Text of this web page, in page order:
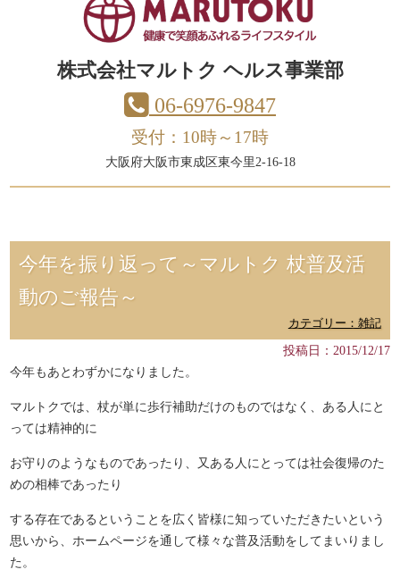
株式会社マルトク ヘルス事業部
06-6976-9847
受付：10時～17時
大阪府大阪市東成区東今里2-16-18
今年を振り返って～マルトク 杖普及活
動のご報告～
カテゴリー：雑記
投稿日：2015/12/17
今年もあとわずかになりました。
マルトクでは、杖が単に歩行補助だけのものではなく、ある人にと
っては精神的に
お守りのようなものであったり、又ある人にとっては社会復帰のた
めの相棒であったり
する存在であるということを広く皆様に知っていただきたいという
思いから、ホームページを通して様々な普及活動をしてまいりまし
た。